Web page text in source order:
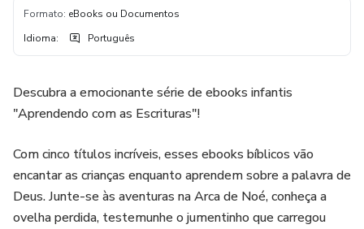
Formato: eBooks ou Documentos
Idioma: Português
Descubra a emocionante série de ebooks infantis
"Aprendendo com as Escrituras"!
Com cinco títulos incríveis, esses ebooks bíblicos vão
encantar as crianças enquanto aprendem sobre a palavra de
Deus. Junte-se às aventuras na Arca de Noé, conheça a
ovelha perdida, testemunhe o jumentinho que carregou